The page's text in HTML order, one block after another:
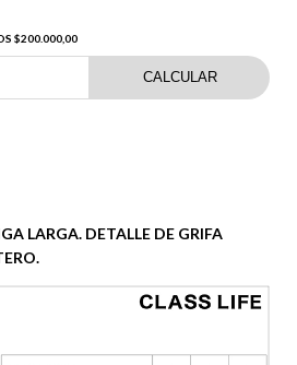
$200.000,00
CALCULAR
LARGA. DETALLE DE GRIFA